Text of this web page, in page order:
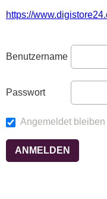
https://
Benutzername
Passwort
Angemeldet bleiben